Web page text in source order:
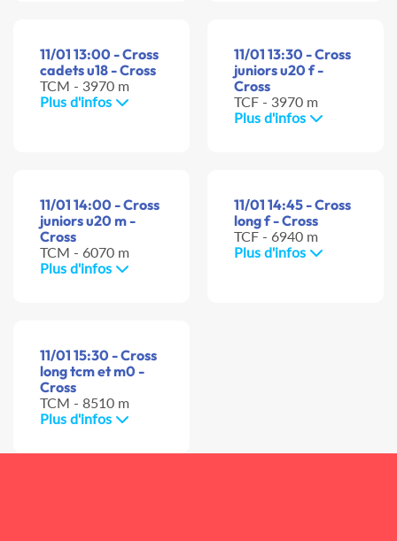
11/01 13:00 - Cross
cadets u18 - Cross
TCM - 3970 m
Plus d'infos
11/01 13:30 - Cross
juniors u20 f -
Cross
TCF - 3970 m
Plus d'infos
11/01 14:00 - Cross
juniors u20 m -
Cross
TCM - 6070 m
Plus d'infos
11/01 14:45 - Cross
long f - Cross
TCF - 6940 m
Plus d'infos
11/01 15:30 - Cross
long tcm et m0 -
Cross
TCM - 8510 m
Plus d'infos